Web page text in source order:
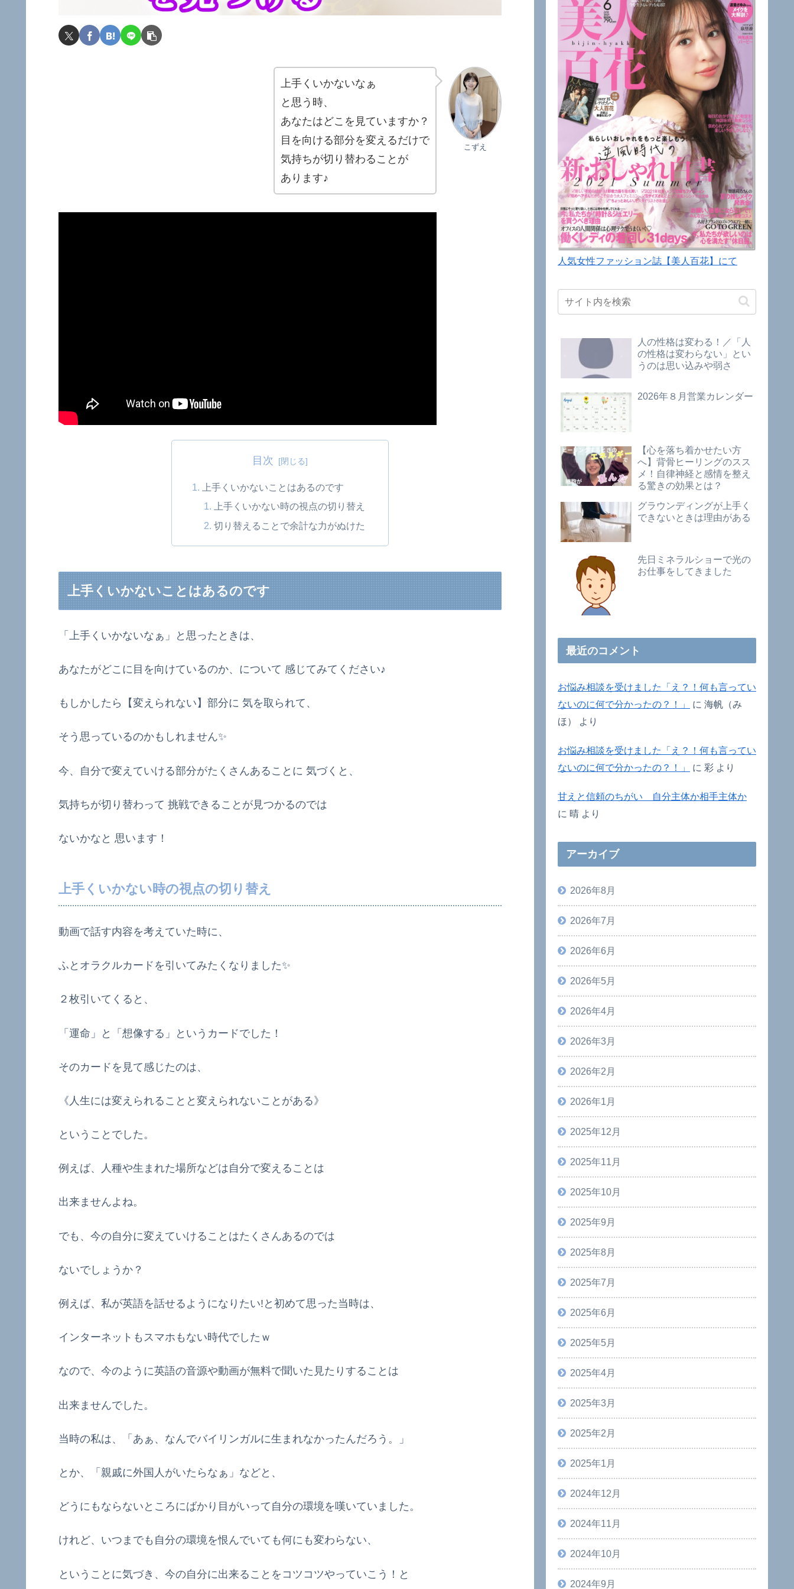
こずえ
上手くいかないなぁ
と思う時、
あなたはどこを見ていますか？
目を向ける部分を変えるだけで
気持ちが切り替わることが
あります♪
目次
上手くいかないことはあるのです
上手くいかない時の視点の切り替え
切り替えることで余計な力がぬけた
上手くいかないことはあるのです
「上手くいかないなぁ」と思ったときは、
あなたがどこに目を向けているのか、について 感じてみてください♪
もしかしたら【変えられない】部分に 気を取られて、
そう思っているのかもしれません✨
今、自分で変えていける部分がたくさんあることに 気づくと、
気持ちが切り替わって 挑戦できることが見つかるのでは
ないかなと 思います！
上手くいかない時の視点の切り替え
動画で話す内容を考えていた時に、
ふとオラクルカードを引いてみたくなりました✨
２枚引いてくると、
「運命」と「想像する」というカードでした！
そのカードを見て感じたのは、
《人生には変えられることと変えられないことがある》
ということでした。
例えば、人種や生まれた場所などは自分で変えることは
出来ませんよね。
でも、今の自分に変えていけることはたくさんあるのでは
ないでしょうか？
例えば、私が英語を話せるようになりたい!と初めて思った当時は、
インターネットもスマホもない時代でしたｗ
なので、今のように英語の音源や動画が無料で聞いた見たりすることは
出来ませんでした。
当時の私は、「あぁ、なんでバイリンガルに生まれなかったんだろう。」
とか、「親戚に外国人がいたらなぁ」などと、
どうにもならないところにばかり目がいって自分の環境を嘆いていました。
けれど、いつまでも自分の環境を恨んでいても何にも変わらない、
ということに気づき、今の自分に出来ることをコツコツやっていこう！と
人気女性ファッション誌【美人百花】にて
人の性格は変わる！／「人
の性格は変わらない」とい
うのは思い込みや弱さ
2026年８月営業カレンダー
【心を落ち着かせたい方
へ】背骨ヒーリングのスス
メ！自律神経と感情を整え
る驚きの効果とは？
グラウンディングが上手く
できないときは理由がある
先日ミネラルショーで光の
お仕事をしてきました
最近のコメント
お悩み相談を受けました「え？！何も言ってい
ないのに何で分かったの？！」
に 海帆（み
ほ）
より
お悩み相談を受けました「え？！何も言ってい
ないのに何で分かったの？！」
に 彩 より
甘えと信頼のちがい 自分主体か相手主体か
に 晴 より
アーカイブ
2026年8月
2026年7月
2026年6月
2026年5月
2026年4月
2026年3月
2026年2月
2026年1月
2025年12月
2025年11月
2025年10月
2025年9月
2025年8月
2025年7月
2025年6月
2025年5月
2025年4月
2025年3月
2025年2月
2025年1月
2024年12月
2024年11月
2024年10月
2024年9月